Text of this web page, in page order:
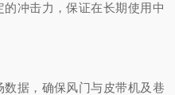
冲击力，保证在长期使用中
数据，确保风门与皮带机及巷